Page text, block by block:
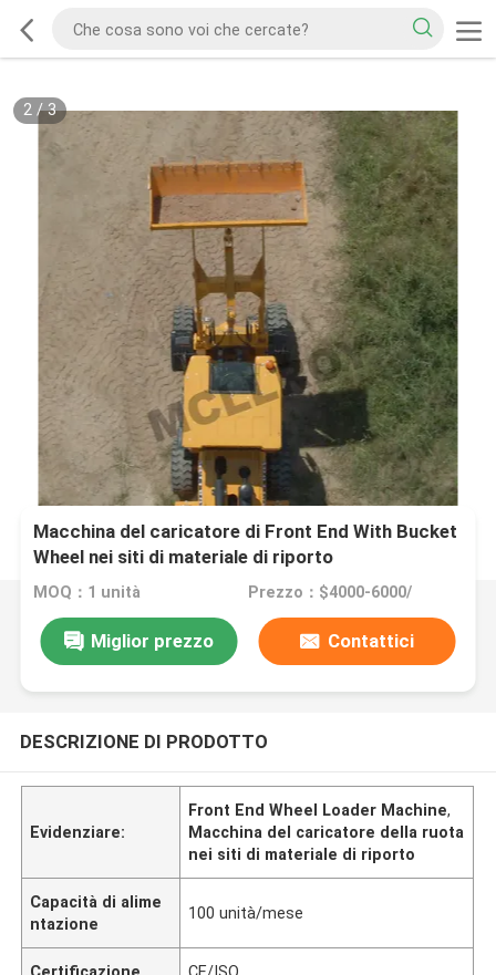
2/3
Macchina del caricatore di Front End With Bucket
Wheel nei siti di materiale di riporto
MOQ：1 unità Prezzo：$4000-6000/
Miglior prezzo Contattici
DESCRIZIONE DI PRODOTTO
Evidenziare:
Front End Wheel Loader Machine,
Macchina del caricatore della ruota
nei siti di materiale di riporto
Capacità di alime
ntazione
100 unità/mese
Certificazione CE/ISO